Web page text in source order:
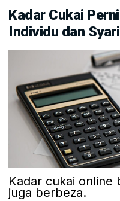
Kadar Cukai
Individu dan
Kadar cukai online
juga berbeza.